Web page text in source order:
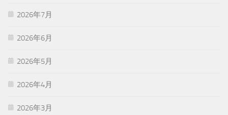
2026年7月
2026年6月
2026年5月
2026年4月
2026年3月